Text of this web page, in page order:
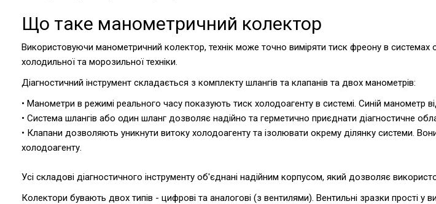
Що таке манометричний колектор
Використовуючи манометричний колектор, технік може точно виміряти тиск фреону в
холодильної та морозильної техніки.
Діагностичний інструмент складається з комплекту шлангів та клапанів та двох манометрів:
• Манометри в режимі реального часу показують тиск холодоагенту в системі. Синій
• Система шлангів або один шланг дозволяє надійно та герметично приєднати діагностичне
• Клапани дозволяють уникнути витоку холодоагенту та ізолювати окрему ділянку системи.
холодоагенту.
Усі складові діагностичного інструменту об'єднані надійним корпусом, який дозволяє
Колектори бувають двох типів - цифрові та аналогові (з вентилями). Вентильні зразки прості